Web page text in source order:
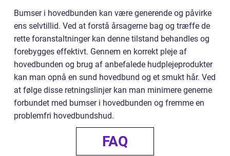
Bumser i hovedbunden kan være generende og påvirke
ens selvtillid. Ved at forstå årsagerne bag og træffe de
rette foranstaltninger kan denne tilstand behandles og
forebygges effektivt. Gennem en korrekt pleje af
hovedbunden og brug af anbefalede hudplejeprodukter
kan man opnå en sund hovedbund og et smukt hår. Ved
at følge disse retningslinjer kan man minimere generne
forbundet med bumser i hovedbunden og fremme en
problemfri hovedbundshud.
FAQ